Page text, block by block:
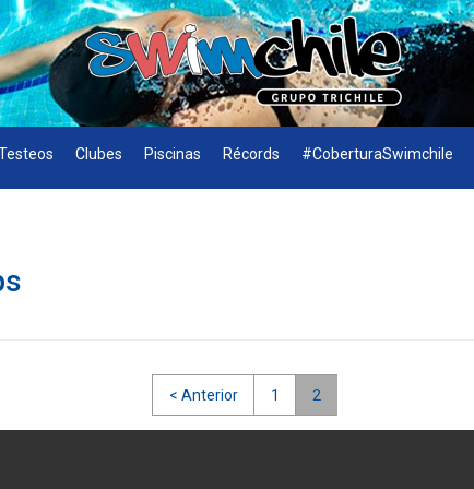
Clubes Piscinas Récords #CoberturaSwimchile
< Anterior 1 2